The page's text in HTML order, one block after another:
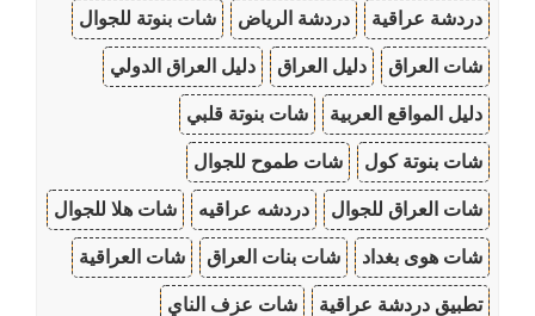
دردشة عراقية دردشة الرياض شات بنوتة للجوال
شات العراق دليل العراق دليل العراق الدولي
دليل المواقع العربية شات بنوتة قلبي
شات بنوتة كول شات طموح للجوال
شات العراق للجوال دردشه عراقيه شات هلا للجوال
شات هوى بغداد شات بنات العراق شات العراقية
تطبيق دردشة عراقية شات عزف الناي